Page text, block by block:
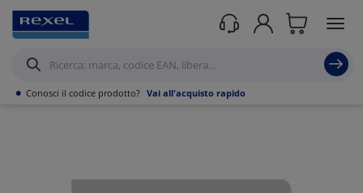
• Conosci il codice prodotto? Vai all'acquisto rapido
Prodotti /Illuminazione /Apparecchi stagni/